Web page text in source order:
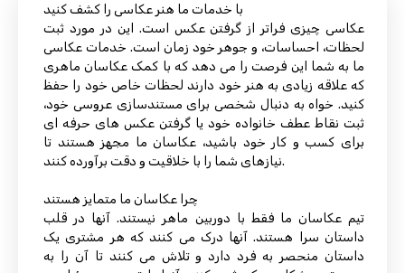
با خدمات ما هنر عکاسی را کشف کنید
عکاسی چیزی فراتر از گرفتن عکس است. این در مورد ثبت
لحظات، احساسات، و جوهر خود زمان است. خدمات عکاسی
ما به شما این فرصت را می دهد که با کمک عکاسان ماهری
که علاقه زیادی به هنر خود دارند لحظات خاص خود را حفظ
کنید. خواه به دنبال شخصی برای مستندسازی عروسی خود،
ثبت نقاط عطف خانواده خود یا گرفتن عکس های حرفه ای
برای کسب و کار خود باشید، عکاسان ما مجهز هستند تا
نیازهای شما را با خلاقیت و دقت برآورده کنند.
چرا عکاسان ما متمایز هستند
تیم عکاسان ما فقط با دوربین ماهر نیستند. آنها در قلب
داستان سرا هستند. آنها درک می کنند که هر مشتری یک
داستان منحصر به فرد دارد و تلاش می کنند تا آن را به